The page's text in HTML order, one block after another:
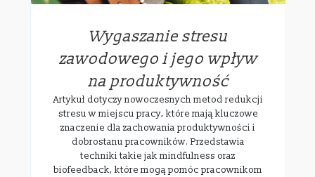
Wygaszanie stresu
zawodowego i jego wpływ
na produktywność
Artykuł dotyczy nowoczesnych metod redukcji
stresu w miejscu pracy, które mają kluczowe
znaczenie dla zachowania produktywności i
dobrostanu pracowników. Przedstawia
techniki takie jak mindfulness oraz
biofeedback, które mogą pomóc pracownikom